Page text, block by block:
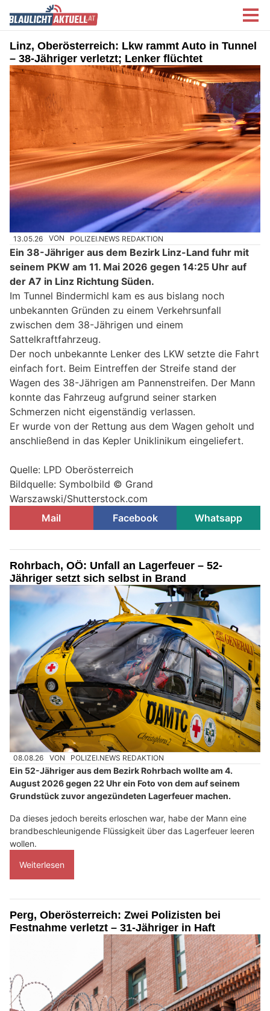
Linz, Oberösterreich: Lkw rammt Auto in Tunnel
– 38-Jähriger verletzt; Lenker flüchtet
13.05.26 VON POLIZEI.NEWS REDAKTION
Ein 38-Jähriger aus dem Bezirk Linz-Land fuhr mit
seinem PKW am 11. Mai 2026 gegen 14:25 Uhr auf
der A7 in Linz Richtung Süden.
Im Tunnel Bindermichl kam es aus bislang noch
unbekannten Gründen zu einem Verkehrsunfall
zwischen dem 38-Jährigen und einem
Sattelkraftfahrzeug.
Der noch unbekannte Lenker des LKW setzte die Fahrt
einfach fort. Beim Eintreffen der Streife stand der
Wagen des 38-Jährigen am Pannenstreifen. Der Mann
konnte das Fahrzeug aufgrund seiner starken
Schmerzen nicht eigenständig verlassen.
Er wurde von der Rettung aus dem Wagen geholt und
anschließend in das Kepler Uniklinikum eingeliefert.
Quelle: LPD Oberösterreich
Bildquelle: Symbolbild © Grand
Warszawski/Shutterstock.com
Mail
Facebook Whatsapp
Rohrbach, OÖ: Unfall an Lagerfeuer – 52-
Jähriger setzt sich selbst in Brand
08.08.26 VON POLIZEI.NEWS REDAKTION
Ein 52-Jähriger aus dem Bezirk Rohrbach wollte am 4.
August 2026 gegen 22 Uhr ein Foto von dem auf seinem
Grundstück zuvor angezündeten Lagerfeuer machen.
Da dieses jedoch bereits erloschen war, habe der Mann eine
brandbeschleunigende Flüssigkeit über das Lagerfeuer leeren
wollen.
Weiterlesen
Perg, Oberösterreich: Zwei Polizisten bei
Festnahme verletzt – 31-Jähriger in Haft